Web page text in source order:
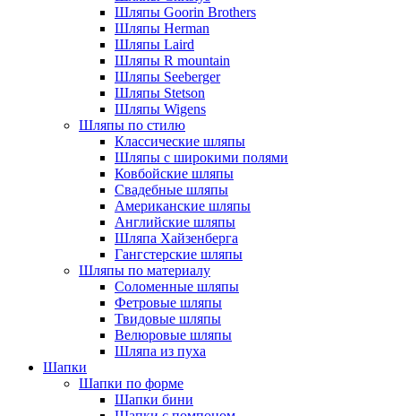
Шляпы Goorin Brothers
Шляпы Herman
Шляпы Laird
Шляпы R mountain
Шляпы Seeberger
Шляпы Stetson
Шляпы Wigens
Шляпы по стилю
Классические шляпы
Шляпы с широкими полями
Ковбойские шляпы
Свадебные шляпы
Американские шляпы
Английские шляпы
Шляпа Хайзенберга
Гангстерские шляпы
Шляпы по материалу
Соломенные шляпы
Фетровые шляпы
Твидовые шляпы
Велюровые шляпы
Шляпа из пуха
Шапки
Шапки по форме
Шапки бини